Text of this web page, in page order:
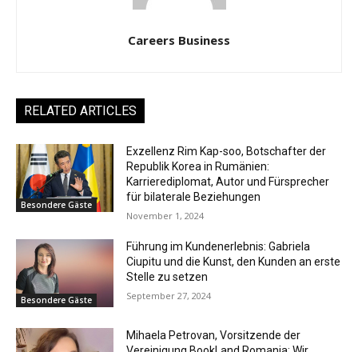
Careers Business
RELATED ARTICLES
Besondere Gäste
Exzellenz Rim Kap-soo, Botschafter der
Republik Korea in Rumänien:
Karrierediplomat, Autor und Fürsprecher
für bilaterale Beziehungen
November 1, 2024
Besondere Gäste
Führung im Kundenerlebnis: Gabriela
Ciupitu und die Kunst, den Kunden an erste
Stelle zu setzen
September 27, 2024
Mihaela Petrovan, Vorsitzende der